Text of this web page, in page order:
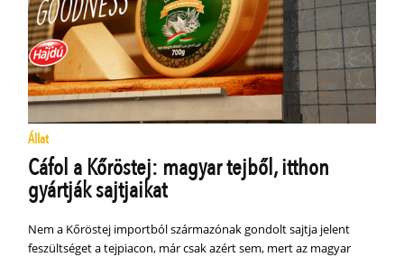
Állat
Cáfol a Kőröstej: magyar tejből, itthon
gyártják sajtjaikat
Nem a Kőröstej importból származónak gondolt sajtja jelent
feszültséget a tejpiacon, már csak azért sem, mert az magyar